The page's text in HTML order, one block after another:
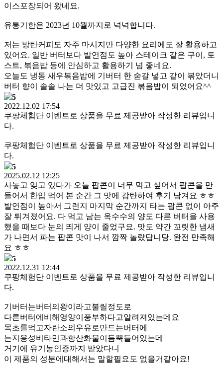
이스포장되어 왔네요.
유통기한은 2023년 10월까지로 넉넉합니다.
저는 방탄커피도 자주 마시지만 다양한 요리에도 잘 활용하고
있어요. 일반 버터보다 발연점도 높아 스테이크 같은 구이, 토
스트, 볶음밥 등에 안심하고 활용하기 넘 좋네요.
오늘도 냉동 새우볶음밥에 기버터 한 숟갈 넣고 같이 볶았더니
버터 향이 솔솔 나는 더 맛있고 고급진 볶음밥이 되었어요^^
5
2022.12.02 17:54
쿠팡체험단 이벤트로 상품을 무료 제공받아 작성한 리뷰입니
다.
쿠팡체험단 이벤트로 상품을 무료 제공받아 작성한 리뷰입니
다.
5
2025.02.12 12:25
사놓고 잊고 있다가 오늘 팝콘이 너무 먹고 싶어서 팝콘을 만
들어서 한입 먹어 본 순간 그 맛에 감탄하여 후기 남겨요 ㅎㅎ
발연점이 높아서 그런지 마지막 순간까지 타는 팝콘 없이 아주
잘 튀겨졌어요. 다 먹고 남는 옥수수의 양도 다른 버터을 사용
했을 때보다 눈의 띄게 양이 줄었구요. 맛도 약간 꼬릿한 냄새
가 나면서 파는 팝콘 맛이 나서 깜짝 놀랐답니당. 완전 만족해
요 ㅎㅎ
5
2022.12.31 12:44
쿠팡체험단 이벤트로 상품을 무료 제공받아 작성한 리뷰입니
다.
기버터는버터의왕이라고불릴정도로
다른버터에비해영양이풍부하다고알려져있는데요
목초를먹고자란소의우유로만드는버터에
는지용성비타민과항산화물이듬뿍들어있는데
거기에 유기농인증까지 받았다니
이 제품의 성분에대해서는 말할필요도 없을거같아요!